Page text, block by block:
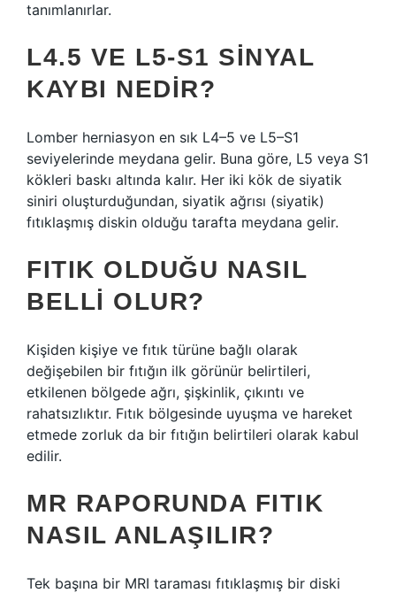
tanımlanırlar.
L4.5 VE L5-S1 SINYAL
KAYBI NEDIR?
Lomber herniasyon en sık L4–5 ve L5–S1
seviyelerinde meydana gelir. Buna göre, L5 veya S1
kökleri baskı altında kalır. Her iki kök de siyatik
siniri oluşturduğundan, siyatik ağrısı (siyatik)
fıtıklaşmış diskin olduğu tarafta meydana gelir.
FITIK OLDUĞU NASIL
BELLI OLUR?
Kişiden kişiye ve fıtık türüne bağlı olarak
değişebilen bir fıtığın ilk görünür belirtileri,
etkilenen bölgede ağrı, şişkinlik, çıkıntı ve
rahatsızlıktır. Fıtık bölgesinde uyuşma ve hareket
etmede zorluk da bir fıtığın belirtileri olarak kabul
edilir.
MR RAPORUNDA FITIK
NASIL ANLAŞILIR?
Tek başına bir MRI taraması fıtıklaşmış bir diski